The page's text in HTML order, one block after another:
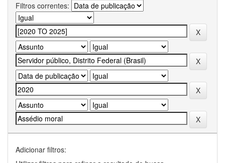
Filtros correntes:
Adicionar filtros: